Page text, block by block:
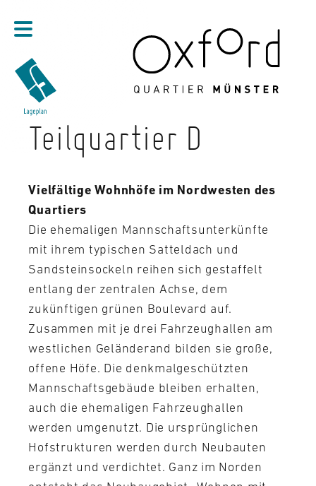
Teilquartier D
Vielfältige Wohnhöfe im Nordwesten des
Quartiers
Die ehemaligen Mannschaftsunterkünfte
mit ihrem typischen Satteldach und
Sandsteinsockeln reihen sich gestaffelt
entlang der zentralen Achse, dem
zukünftigen grünen Boulevard auf.
Zusammen mit je drei Fahrzeughallen am
westlichen Geländerand bilden sie große,
offene Höfe. Die denkmalgeschützten
Mannschaftsgebäude bleiben erhalten,
auch die ehemaligen Fahrzeughallen
werden umgenutzt. Die ursprünglichen
Hofstrukturen werden durch Neubauten
ergänzt und verdichtet. Ganz im Norden